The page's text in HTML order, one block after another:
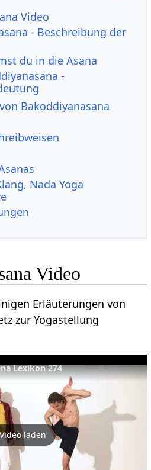
Video
- Beschreibung der
du in die Asana
-
Bakoddiyanasana
Nada Yoga
Video
Erläuterungen von
zur Yogastellung
Lexikon 274
Video laden